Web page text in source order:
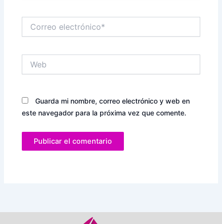
electrónico*
Guarda mi nombre, correo electrónico y web en
este navegador para la próxima vez que comente.